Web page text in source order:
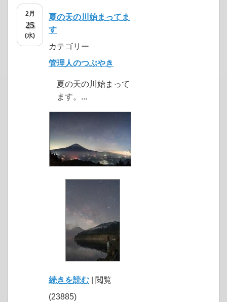
2月
25
(水)
夏の天の川始まってま
す
カテゴリー
管理人のつぶやき
夏の天の川始まって
ます。...
続きを読む | 閲覧
(23885)